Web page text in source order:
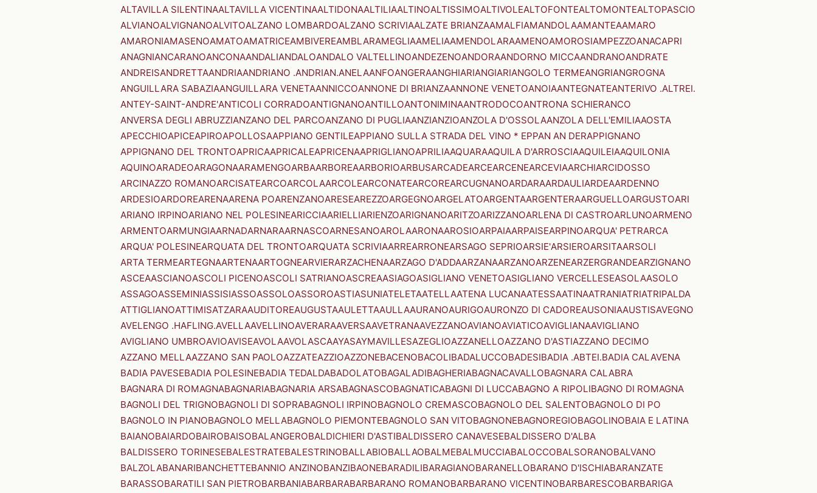
ALTAVILLA SILENTINAALTAVILLA VICENTINAALTIDONAALTILIAALTINOALTISSIMOALTIVOLEALTOFONTEALTOMONTEALTOPASCIO
ALVIANOALVIGNANOALVITOALZANO LOMBARDOALZANO SCRIVIAALZATE BRIANZAAMALFIAMANDOLAAMANTEAAMARO
AMARONIAMASENOAMATOAMATRICEAMBIVEREAMBLARAMEGLIAAMELIAAMENDOLARAAMENOAMOROSIAMPEZZOANACAPRI
ANAGNIANCARANOANCONAANDALIANDALOANDALO VALTELLINOANDEZENOANDORAANDORNO MICCAANDRANOANDRATE
ANDREISANDRETTAANDRIAANDRIANO .ANDRIAN.ANELAANFOANGERAANGHIARIANGIARIANGOLO TERMEANGRIANGROGNA
ANGUILLARA SABAZIAANGUILLARA VENETAANNICCOANNONE DI BRIANZAANNONE VENETOANOIAANTEGNATEANTERIVO .ALTREI.
ANTEY-SAINT-ANDRE'ANTICOLI CORRADOANTIGNANOANTILLOANTONIMINAANTRODOCOANTRONA SCHIERANCO
ANVERSA DEGLI ABRUZZIANZANO DEL PARCOANZANO DI PUGLIAANZIANZIOANZOLA D'OSSOLAANZOLA DELL'EMILIAAOSTA
APECCHIOAPICEAPIROAPOLLOSAAPPIANO GENTILEAPPIANO SULLA STRADA DEL VINO * EPPAN AN DERAPPIGNANO
APPIGNANO DEL TRONTOAPRICAAPRICALEAPRICENAAPRIGLIANOAPRILIAAQUARAAQUILA D'ARROSCIAAQUILEIAAQUILONIA
AQUINOARADEOARAGONAARAMENGOARBAARBOREAARBORIOARBUSARCADEARCEARCENEARCEVIAARCHIARCIDOSSO
ARCINAZZO ROMANOARCISATEARCOARCOLAARCOLEARCONATEARCOREARCUGNANOARDARAARDAULIARDEAARDENNO
ARDESIOARDOREARENAARENA POARENZANOARESEAREZZOARGEGNOARGELATOARGENTAARGENTERAARGUELLOARGUSTOARI
ARIANO IRPINOARIANO NEL POLESINEARICCIAARIELLIARIENZOARIGNANOARITZOARIZZANOARLENA DI CASTROARLUNOARMENO
ARMENTOARMUNGIAARNADARNARAARNASCOARNESANOAROLAARONAAROSIOARPAIAARPAISEARPINOARQUA' PETRARCA
ARQUA' POLESINEARQUATA DEL TRONTOARQUATA SCRIVIAARREARRONEARSAGO SEPRIOARSIE'ARSIEROARSITAARSOLI
ARTA TERMEARTEGNAARTENAARTOGNEARVIERARZACHENAARZAGO D'ADDAARZANAARZANOARZENEARZERGRANDEARZIGNANO
ASCEAASCIANOASCOLI PICENOASCOLI SATRIANOASCREAASIAGOASIGLIANO VENETOASIGLIANO VERCELLESEASOLAASOLO
ASSAGOASSEMINIASSISIASSOASSOLOASSOROASTIASUNIATELETAATELLAATENA LUCANAATESSAATINAATRANIATRIATRIPALDA
ATTIGLIANOATTIMISATZARAAUDITOREAUGUSTAAULETTAAULLAAURANOAURIGOAURONZO DI CADOREAUSONIAAUSTISAVEGNO
AVELENGO .HAFLING.AVELLAAVELLINOAVERARAAVERSAAVETRANAAVEZZANOAVIANOAVIATICOAVIGLIANAAVIGLIANO
AVIGLIANO UMBROAVIOAVISEAVOLAAVOLASCAAYASAYMAVILLESAZEGLIOAZZANELLOAZZANO D'ASTIAZZANO DECIMO
AZZANO MELLAAZZANO SAN PAOLOAZZATEAZZIOAZZONEBACENOBACOLIBADALUCCOBADESIBADIA .ABTEI.BADIA CALAVENA
BADIA PAVESEBADIA POLESINEBADIA TEDALDABADOLATOBAGALADIBAGHERIABAGNACAVALLOBAGNARA CALABRA
BAGNARA DI ROMAGNABAGNARIABAGNARIA ARSABAGNASCOBAGNATICABAGNI DI LUCCABAGNO A RIPOLIBAGNO DI ROMAGNA
BAGNOLI DEL TRIGNOBAGNOLI DI SOPRABAGNOLI IRPINOBAGNOLO CREMASCOBAGNOLO DEL SALENTOBAGNOLO DI PO
BAGNOLO IN PIANOBAGNOLO MELLABAGNOLO PIEMONTEBAGNOLO SAN VITOBAGNONEBAGNOREGIOBAGOLINOBAIA E LATINA
BAIANOBAIARDOBAIROBAISOBALANGEROBALDICHIERI D'ASTIBALDISSERO CANAVESEBALDISSERO D'ALBA
BALDISSERO TORINESEBALESTRATEBALESTRINOBALLABIOBALLAOBALMEBALMUCCIABALOCCOBALSORANOBALVANO
BALZOLABANARIBANCHETTEBANNIO ANZINOBANZIBAONEBARADILIBARAGIANOBARANELLOBARANO D'ISCHIABARANZATE
BARASSOBARATILI SAN PIETROBARBANIABARBARABARBARANO ROMANOBARBARANO VICENTINOBARBARESCOBARBARIGA